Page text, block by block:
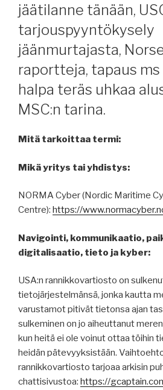
jäätilanne tänään,
tarjouspyyntökysely
jäänmurtajasta,
raportteja, tapaus ms
halpa teräs uhkaa
MSC:n tarina.
Mitä tarkoittaa termi:
Mikä yritys tai yhdistys:
NORMA Cyber (Nordic Maritime
Centre): https://
Navigointi, kommunikaatio,
digitalisaatio, tieto ja kyber:
USA:n rannikkovartiosto on
tietojärjestelmänsä, jonka kautta
varustamot pitivät tietonsa ajan
sulkeminen on jo aiheuttanut
kun heitä ei ole voinut ottaa töihin
heidän pätevyyksistään.
rannikkovartiosto tarjoaa arkisin
chattisivustoa: https://